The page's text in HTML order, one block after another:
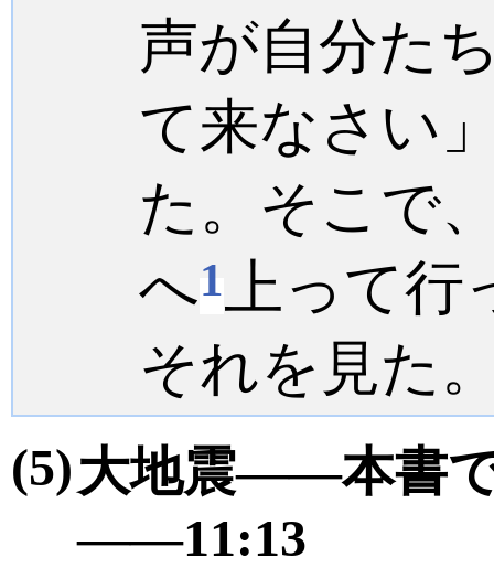
声が自分た
て来なさい
た。そこで
へ1上って行
それを見た
(5)大地震――本書
――11:13